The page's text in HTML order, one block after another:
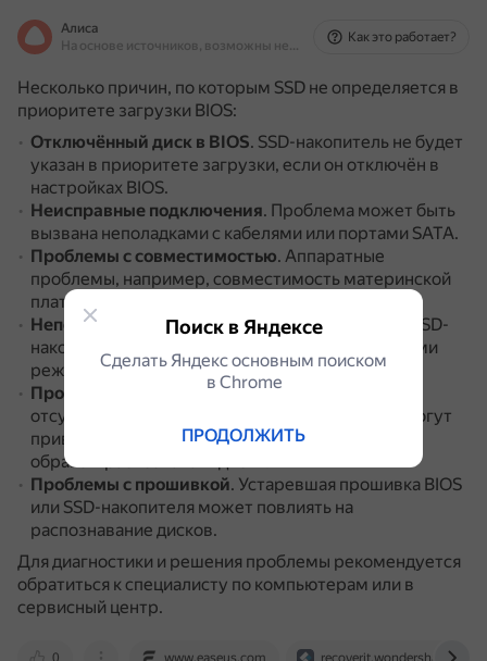
Алиса
На основе источников, возможны неточности
Как это работает?
Несколько причин, по которым SSD не определяется в
приоритете загрузки BIOS:
Отключённый диск в BIOS. SSD-накопитель не будет
указан в приоритете загрузки, если он отключён в
настройках BIOS.
Неисправные подключения. Проблема может быть
вызвана неполадками с кабелями или портами SATA.
Проблемы с совместимостью. Аппаратные
проблемы, например, совместимость материнской
платы с типом SSD (SATA, NVMe).
Неподходящий стиль раздела.Стиль раздела SSD-
накопителя может быть несовместим с текущими
режимами загрузки системы.
Проблемы с драйверами.Устаревшие или
отсутствующие драйверы контроллера SATA могут
привести к тому, что BIOS не сможет должным
образом распознавать диски.
Проблемы с прошивкой. Устаревшая прошивка BIOS
или SSD-накопителя может повлиять на
распознавание дисков.
Для диагностики и решения проблемы рекомендуется
обратиться к специалисту по компьютерам или в
сервисный центр.
0 www.easeus.com
Поиск в Яндексе
Сделать Яндекс основным поиском
в Сhrome
ПРОДОЛЖИТЬ